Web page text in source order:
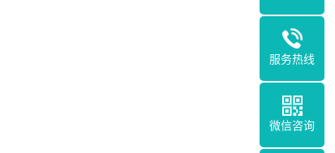
服务热线
微信咨询